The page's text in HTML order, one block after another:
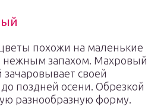
похожи на маленькие
нежным запахом. Махровый
своей
поздней осени. Обрезкой
разнообразную форму.